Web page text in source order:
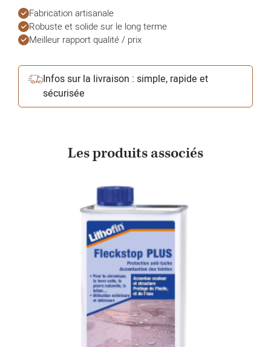
Fabrication artisanale
Robuste et solide sur le long terme
Meilleur rapport qualité / prix
Infos sur la livraison : simple, rapide et
sécurisée
Les produits associés